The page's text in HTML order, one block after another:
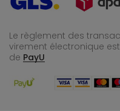
Le règlement des
virement électronique
de PayU